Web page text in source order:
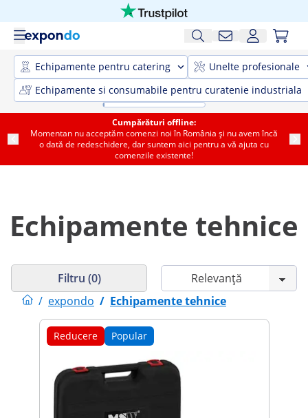
Echipamente pentru catering
Unelte profesionale
Echipamente si consumabile pentru curatenie industriala
Cumpărături offline:
Momentan nu acceptăm comenzi noi în România și nu avem încă
o dată de redeschidere, dar suntem aici pentru a vă ajuta cu
comenzile existente!
Echipamente tehnice
/ expondo / Echipamente tehnice
Filtru (0)
Reducere Popular